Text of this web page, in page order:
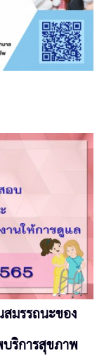
มรรถนะของ
ริการสุขภาพ